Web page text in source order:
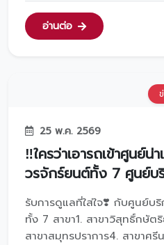
พระราม 23. สาขาสมุทรปราก
สาขาพหลโยธิน6. สาขาเพชรบุ
สอบ...
อ่านต่อ
25 พ.ค. 2569
‼️ใครว่าเอารถเข้าศูนย์น่
วรจักร์ยนต์ทั้ง 7 ศูนย์บ
แล้วจะรู้ว่า มาที่โชว์รูม
ไหน💞
รับการดูแลที่ใส่ใจ❣️ กับศูนย์บ
ทั้ง 7 สาขา1. สาขาวิสุทธิ์กษัต
สาขาสมุทรปราการ4. สาขาศ